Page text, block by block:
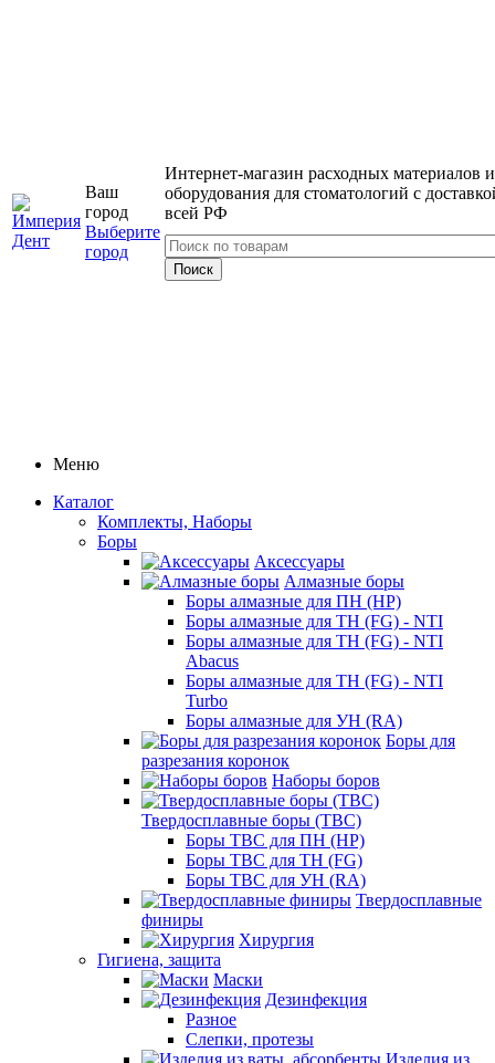
Ваш
город
Выберите
город
Интернет-магазин расходных материалов и
оборудования для стоматологий с
всей РФ
Меню
Каталог
Комплекты, Наборы
Боры
Аксессуары
Алмазные боры
Боры алмазные для ПН (HP)
Боры алмазные для ТН (FG) - NTI
Боры алмазные для ТН (FG) - NTI
Abacus
Боры алмазные для ТН (FG) - NTI
Turbo
Боры алмазные для УН (RA)
Боры для
разрезания коронок
Наборы боров
Твердосплавные боры (ТВС)
Боры ТВС для ПН (HP)
Боры ТВС для ТН (FG)
Боры ТВС для УН (RA)
Твердосплавные
финиры
Хирургия
Гигиена, защита
Маски
Дезинфекция
Разное
Слепки, протезы
Изделия из